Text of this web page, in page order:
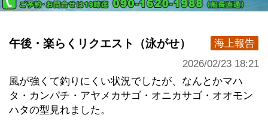
海上報告
午後・楽らくリクエスト（泳がせ）
2026/02/23 18:21
風が強くて釣りにくい状況でしたが、なんとかマハ
タ・カンパチ・アヤメカサゴ・オニカサゴ・オオモン
ハタの型見れました。